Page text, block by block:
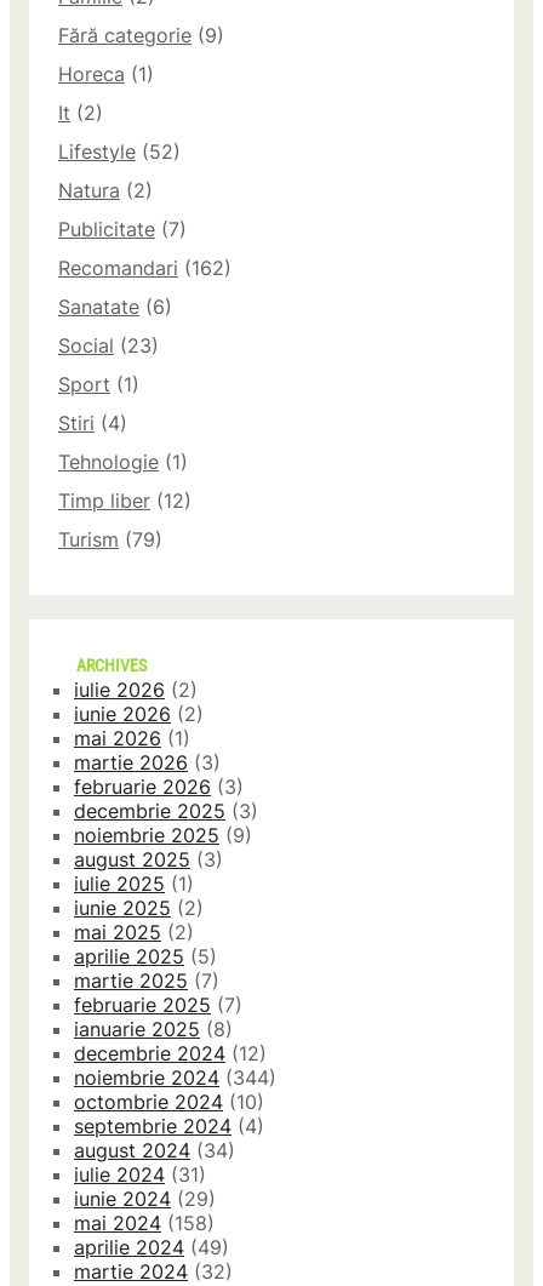
Fără categorie (9)
Horeca (1)
It (2)
Lifestyle (52)
Natura (2)
Publicitate (7)
Recomandari (162)
Sanatate (6)
Social (23)
Sport (1)
Stiri (4)
Tehnologie (1)
Timp liber (12)
Turism (79)
ARCHIVES
iulie 2026 (2)
iunie 2026 (2)
mai 2026 (1)
martie 2026 (3)
februarie 2026 (3)
decembrie 2025 (3)
noiembrie 2025 (9)
august 2025 (3)
iulie 2025 (1)
iunie 2025 (2)
mai 2025 (2)
aprilie 2025 (5)
martie 2025 (7)
februarie 2025 (7)
ianuarie 2025 (8)
decembrie 2024 (12)
noiembrie 2024 (344)
octombrie 2024 (10)
septembrie 2024 (4)
august 2024 (34)
iulie 2024 (31)
iunie 2024 (29)
mai 2024 (158)
aprilie 2024 (49)
martie 2024 (32)